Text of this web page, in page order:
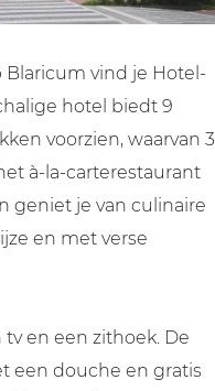
vind je Hotel-
hotel biedt 9
voorzien, waarvan 3
à-la-carterestaurant
geniet je van culinaire
en met verse
tv en een zithoek. De
een douche en gratis